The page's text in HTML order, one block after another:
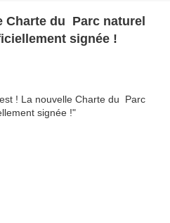
Parc naturel
signée !